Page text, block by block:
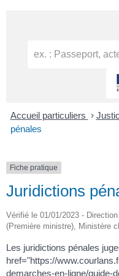
Accueil particuliers >
pénales
Fiche pratique
Juridictions
Vérifié le 01/01/2023 -
(Première ministre), Ministère
Les juridictions pénales
href="https://
demarches-en-ligne/guide-